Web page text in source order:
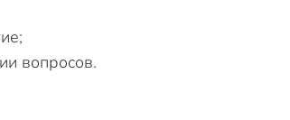
вопросов.